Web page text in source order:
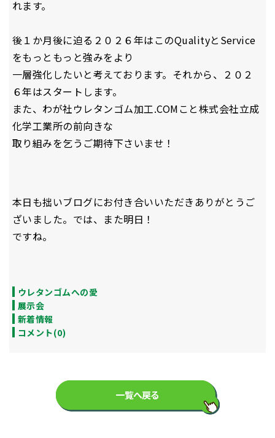
れます。
後１か月後に迫る２０２６年はこのQualityとService
をもっともっと強みをより
一層強化したいと考えております。それから、２０２
６年はスタートします。
また、わが社ウレタンゴム加工.COMこと株式会社立成
化学工業所の前向きな
取り組みを乞うご期待下さいませ！
本日も拙いブログにお付き合いいただきありがとうご
ざいました。では、また明日！
ですね。
ウレタンゴムへの愛
展示会
新着情報
コメント(0)
一覧へ戻る